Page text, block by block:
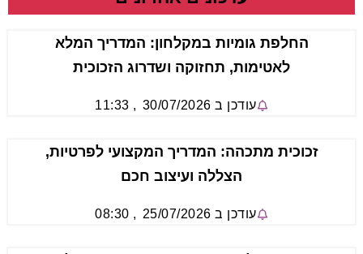
החלפת גומיות במקלחון: המדריך המלא
לאטימות, תחזוקה ושדרוג הזכוכית
עודכן ב 30/07/2026
,
11:33
זכוכית מתכהה: המדריך המקצועי לפרטיות,
הצללה ועיצוב חכם
עודכן ב 25/07/2026
,
08:30